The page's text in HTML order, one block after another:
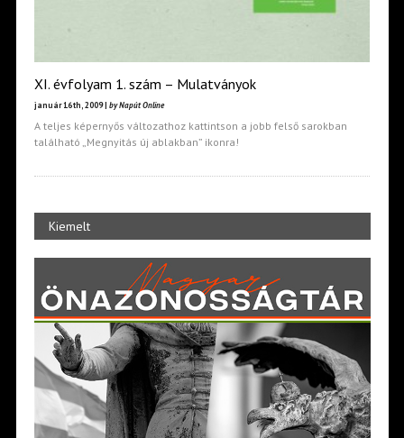
XI. évfolyam 1. szám – Mulatványok
január 16th, 2009 | by Napút Online
A teljes képernyős változathoz kattintson a jobb felső sarokban
található „Megnyitás új ablakban” ikonra!
Kiemelt